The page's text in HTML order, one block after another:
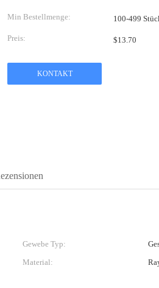
Min Bestellmenge: 100-499
Preis: $13.70
KONTAKT
Gewebe Typ:
Material: